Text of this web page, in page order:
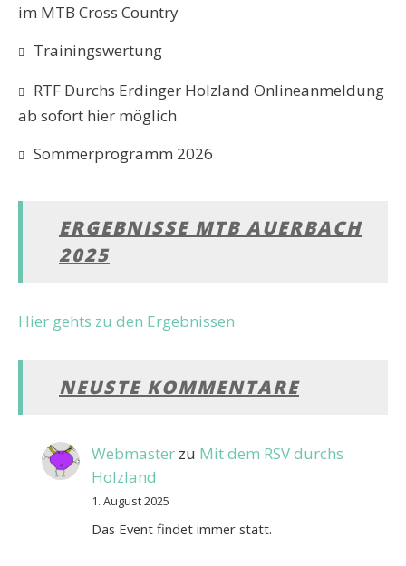
im MTB Cross Country
Trainingswertung
RTF Durchs Erdinger Holzland Onlineanmeldung
ab sofort hier möglich
Sommerprogramm 2026
ERGEBNISSE MTB AUERBACH
2025
Hier gehts zu den Ergebnissen
NEUSTE KOMMENTARE
Webmasterzu Mit dem RSV durchs
Holzland
1. August 2025
Das Event findet immer statt.